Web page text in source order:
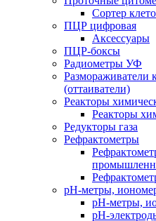
Сортер
ПЦР цифровая
Аксессуары
ПЦР-боксы
Радиометры УФ
Размораживатели
(оттаиватели)
Реакторы
Реакторы
Редукторы газа
Рефрактометры
рН-метры,
рН-метры,
рН-